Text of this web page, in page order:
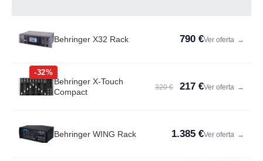
Behringer X32 Rack 790 €Ver oferta →
-32%
Behringer X-Touch
Compact
320 € 217 €Ver oferta →
Behringer WING Rack 1.385 €Ver oferta →